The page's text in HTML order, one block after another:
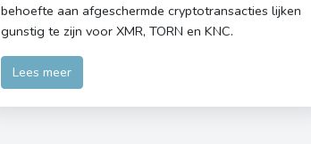
behoefte aan afgeschermde cryptotransacties lijken
gunstig te zijn voor XMR, TORN en KNC.
Lees meer